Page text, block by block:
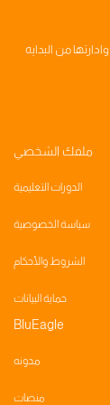
وادارتها من البدايه
ملفك الشخصي
الدورات التعليمية
سياسة الخصوصية
الشروط والأحكام
حماية البيانات
BluEagle
مدونه
منصات